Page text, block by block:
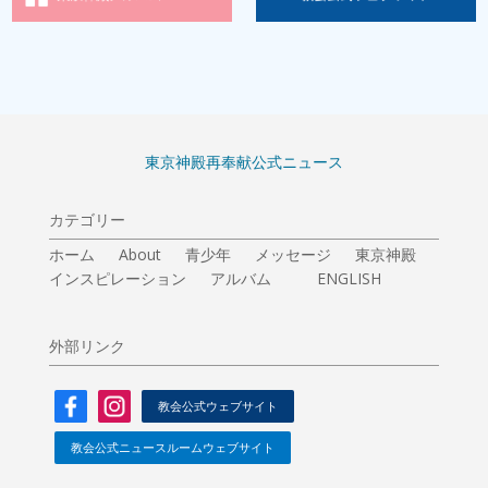
東京神殿再奉献公式ニュース
カテゴリー
ホーム
About 青少年 メッセージ
東京神殿
インスピレーション
アルバム ENGLISH
外部リンク
教会公式ウェブサイト
教会公式ニュースルームウェブサイト